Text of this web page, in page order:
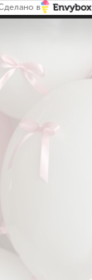
Букеты из шаров
Украшение авто.
Украшение встречи
Фигуры из шаров
шарами
на свидание
в